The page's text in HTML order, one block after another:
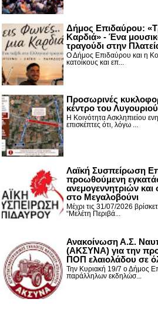
Δήμος Επιδαύρου:
Καρδιά» - Ένα
τραγούδι στην
Ο Δήμος Επιδαύρου και η
κατοίκους και επ...
Προσωρινές
κέντρο του Λυγουριού
Η Κοινότητα Ασκληπιείου
επισκέπτες ότι, λόγω ...
Λαϊκή Συσπείρωση
προωθούμενη
ανεμογεννητριών
στο Μεγαλοβούνι
Μέχρι τις 31/07/2026
“Μελέτη Περιβά...
Ανακοίνωση Α.Σ.
(ΑΚΣΥΝΑ) για την
ΠΟΠ ελαιολάδου σε
Την Κυριακή 19/7 ο Δήμος
παράλληλων εκδηλώσ...